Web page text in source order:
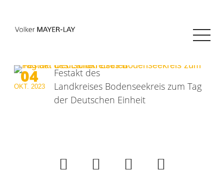
04
OKT.2023
Festakt des
Landkreises Bodenseekreis zum Tag
der Deutschen Einheit